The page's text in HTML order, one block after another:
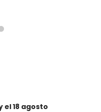
el 18 agosto